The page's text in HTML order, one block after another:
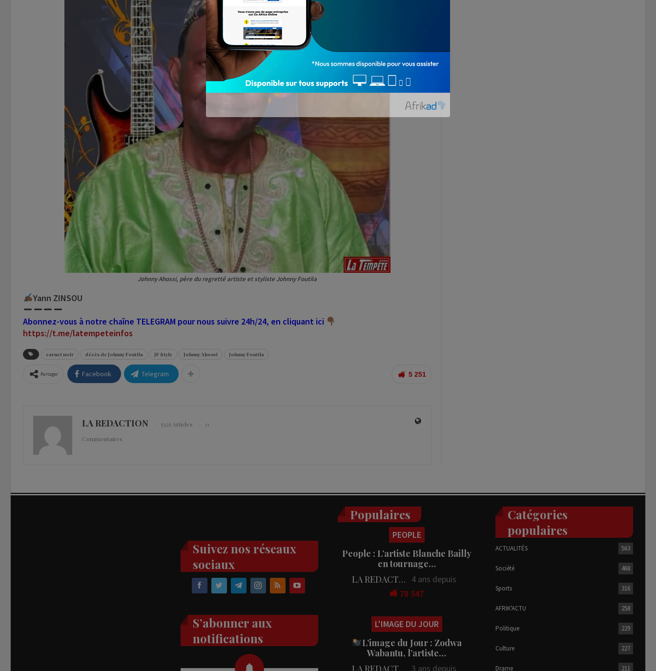
Johnny Ahossi, père du regretté artiste et styliste Johnny Foutila
Yann ZINSOU
Abonnez-vous à notre chaîne TELEGRAM pour nous suivre 24h/24, en cliquant ici
https://t.me/latempeteinfos
carnet noir décès de Johnny Foutila JF Style Johnny Ahossi Johnny Foutila
5 251
Partager Facebook Telegram
LA REDACTION 5321 Articles
0
Commentaires
Suivez nos réseaux
sociaux
S’abonner aux
notifications
Populaires
PEOPLE
People : L’artiste Blanche Bailly
en tournage…
LA REDACTION
4 ans depuis
78 547
L'IMAGE DU JOUR
L’image du Jour : Zodwa
Wabantu, l’artiste…
LA REDACTION 3 ans depuis
Catégories
populaires
ACTUALITÉS 563
Société 468
Sports 316
AFRIK'ACTU 258
Politique 229
Culture 227
Drame 211